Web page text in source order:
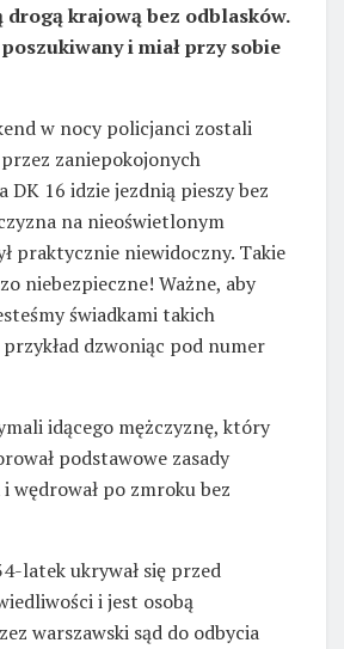
drogą krajową bez odblasków.
i miał przy sobie
w nocy policjanci zostali
zaniepokojonych
DK 16 idzie jezdnią pieszy bez
na nieoświetlonym
praktycznie niewidoczny. Takie
niebezpieczne! Ważne, aby
świadkami takich
dzwoniąc pod numer
idącego mężczyznę, który
podstawowe zasady
wędrował po zmroku bez
latek ukrywał się przed
i jest osobą
warszawski sąd do odbycia